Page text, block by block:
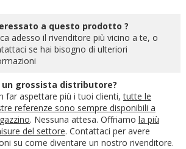
a questo prodotto ?
adesso il rivenditore più vicino a te, o
se hai bisogno di ulteriori
un grossista distributore?
far aspettare più i tuoi clienti,tutte le
referenze sono sempre disponibili a
. Nessuna attesa. Offriamo la più
del settore. Contattaci per avere
su come diventare un nostro rivenditore.